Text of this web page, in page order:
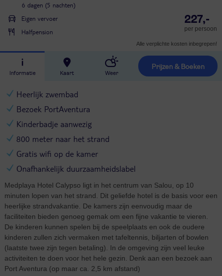
6 dagen (5 nachten)
Eigen vervoer
Halfpension
227,-
per persoon
Alle verplichte kosten inbegrepen!
Informatie Kaart Weer
Prijzen & Boeken
Heerlijk zwembad
Bezoek PortAventura
Kinderbadje aanwezig
800 meter naar het strand
Gratis wifi op de kamer
Onafhankelijk duurzaamheidslabel
Medplaya Hotel Calypso ligt in het centrum van Salou, op 10
minuten lopen van het strand. Dit geliefde hotel is de basis voor een
heerlijke strandvakantie. De kamers zijn eenvoudig maar de
faciliteiten bieden genoeg gemak om een fijne vakantie te vieren.
De kinderen kunnen spelen bij de speelplaats en ook de oudere
kinderen zullen zich vermaken met tafeltennis, biljarten of bowlen
(laatste twee zijn tegen betaling). In de omgeving zijn veel leuke
activiteiten te doen voor het hele gezin. Denk aan een bezoek aan
Port Aventura (op maar ca. 2,5 km afstand)